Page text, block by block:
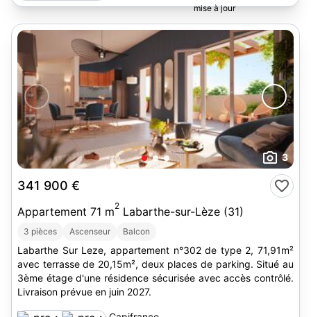
3
341 900 €
Appartement 71 m2 Labarthe-sur-Lèze (31)
3 pièces Ascenseur Balcon
Labarthe Sur Leze, appartement n°302 de type 2, 71,91m²
avec terrasse de 20,15m², deux places de parking. Situé au
3ème étage d'une résidence sécurisée avec accès contrôlé.
Livraison prévue en juin 2027.